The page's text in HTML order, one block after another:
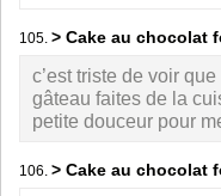
105. > Cake au chocolat
c’est triste de voir
gâteau faites de la
petite douceur pour
106. > Cake au chocolat